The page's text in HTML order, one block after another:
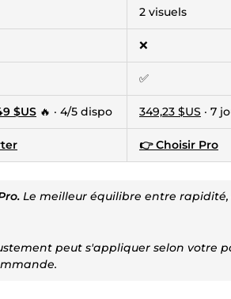
2 visuels
❌
✅
$US 🔥 · 4/5 dispo 349,23 $US · 7
👉 Choisir Pro
Le meilleur équilibre entre
peut s'appliquer selon votre